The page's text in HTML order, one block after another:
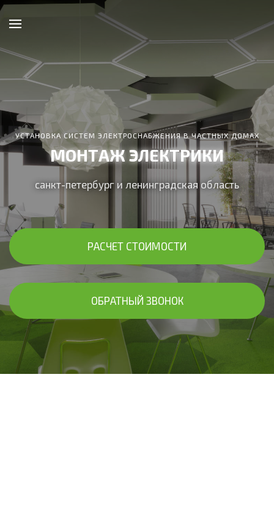
УСТАНОВКА СИСТЕМ ЭЛЕКТРОСНАБЖЕНИЯ В ЧАСТНЫХ ДОМАХ
МОНТАЖ ЭЛЕКТРИКИ
санкт-петербург и ленинградская область
РАСЧЕТ СТОИМОСТИ
ОБРАТНЫЙ ЗВОНОК